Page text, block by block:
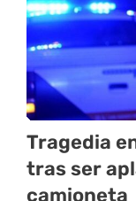
Tragedia
tras ser
camioneta